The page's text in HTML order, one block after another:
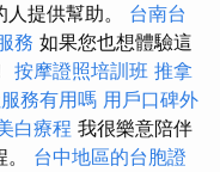
提供幫助。 台南台
務 如果您也想體驗這
按摩證照培訓班 推拿
務有用嗎 用戶口碑外
白療程 我很樂意陪伴
台中地區的台胞證